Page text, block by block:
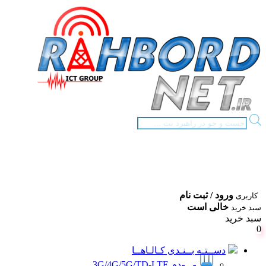
Products
search
کاربری ورود / ثبت نام
سبد خرید خالی است
سبد خرید
0
دســتـه بــنـدی کـالـاهــا